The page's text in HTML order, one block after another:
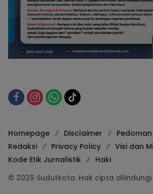
Homepage Disclaimer
Redaksi
Privacy Policy
Visi dan
Kode Etik Jurnalistik
Haki
© 2025 Sudutkota. Hak cipta